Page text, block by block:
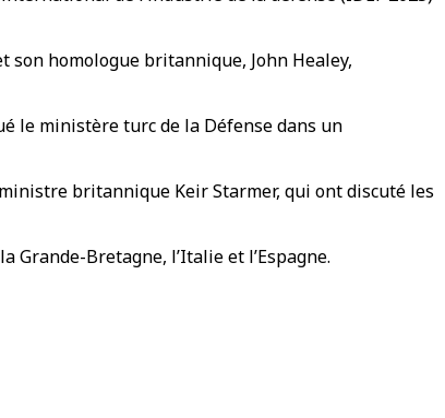
son homologue britannique, John Healey,
le ministère turc de la Défense dans un
britannique Keir Starmer, qui ont discuté les
Bretagne, l’Italie et l’Espagne.